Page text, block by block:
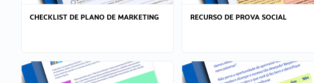
CHECKLIST DE PLANO DE MARKETING RECURSO DE PROVA SOCIAL